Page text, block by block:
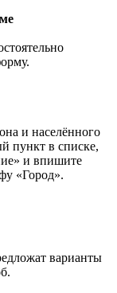
и населённого
пункт в списке,
и впишите
«Город».
варианты